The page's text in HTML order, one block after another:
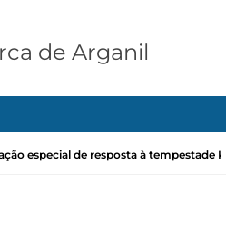
especial de resposta à tempestade